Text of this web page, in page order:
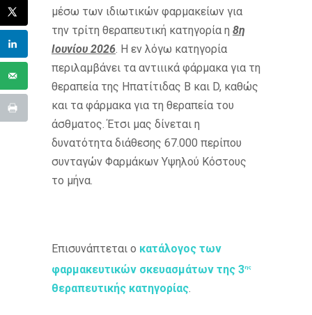
μέσω των ιδιωτικών φαρμακείων για
την τρίτη θεραπευτική κατηγορία η 8η
Ιουνίου 2026. Η εν λόγω κατηγορία
περιλαμβάνει τα αντιιικά φάρμακα για τη
θεραπεία της Ηπατίτιδας Β και D, καθώς
και τα φάρμακα για τη θεραπεία του
άσθματος. Έτσι μας δίνεται η
δυνατότητα διάθεσης 67.000 περίπου
συνταγών Φαρμάκων Υψηλού Κόστους
το μήνα.
Επισυνάπτεται ο κατάλογος των
φαρμακευτικών σκευασμάτων της 3ης
θεραπευτικής κατηγορίας.